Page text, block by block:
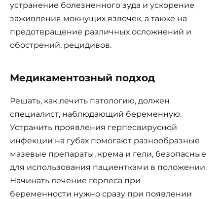
устранение болезненного зуда и ускорение
заживления мокнущих язвочек, а также на
предотвращение различных осложнений и
обострений, рецидивов.
Медикаментозный подход
Решать, как лечить патологию, должен
специалист, наблюдающий беременную.
Устранить проявления герпесвирусной
инфекции на губах помогают разнообразные
мазевые препараты, крема и гели, безопасные
для использования пациентками в положении.
Начинать лечение герпеса при
беременности нужно сразу при появлении